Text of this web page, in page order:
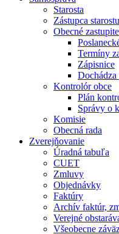
Starosta
Zástupca starostu
Obecné
Termíny
Zápisnice
Kontrolór obce
Plán
Správy o
Komisie
Obecná rada
Zverejňovanie
Úradná tabuľa
CUET
Zmluvy
Objednávky
Faktúry
Archív faktúr,
Verejné
Všeobecne